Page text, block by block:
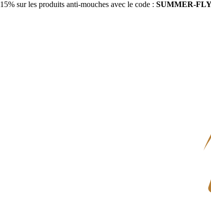
15% sur les produits anti-mouches avec le code : SUMMER-